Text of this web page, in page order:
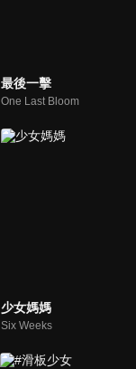
最後一擊
One Last Bloom
少女媽媽
Six Weeks